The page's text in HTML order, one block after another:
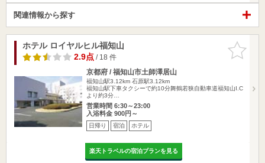
関連情報から探す
お気に入
りに追加
ホテル ロイヤルヒル福知山
2.9点/ 18 件
京都府 / 福知山市土師澤居山
福知山駅3.12km 石原駅3.12km
福知山駅下車タクシーで約10分舞鶴若狭自動車道福知山I.C
より約3分…
営業時間 6:30～23:00
入浴料金 900円～
日帰り 宿泊 ホテル
楽天トラベルの宿泊プランを見る